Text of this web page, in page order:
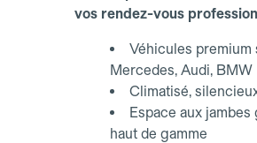
vos rendez-vous
Véhicules premium
Mercedes, Audi, BMW
Climatisé,
Espace aux
haut de gamme